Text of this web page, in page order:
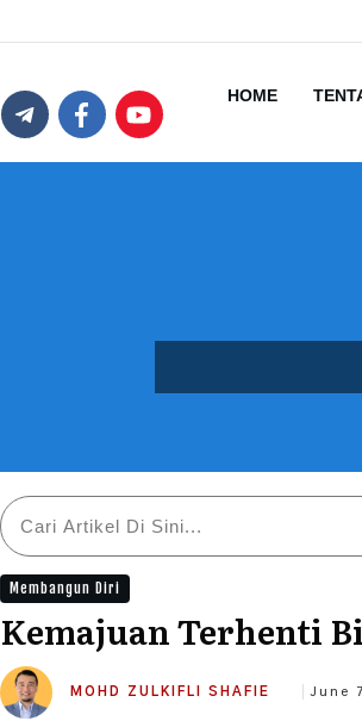
HOME
Membangun Diri
Kemajuan Terhenti
MOHD ZULKIFLI SHAFIE June